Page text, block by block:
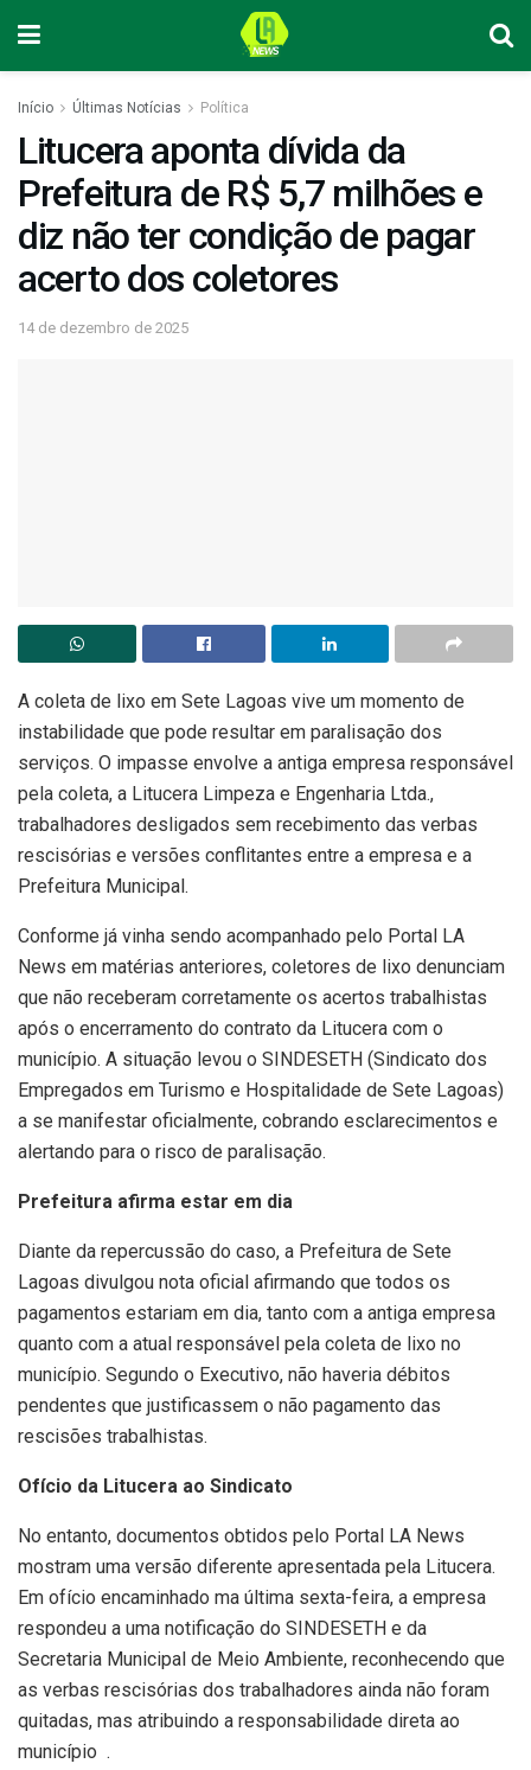
Início Últimas Notícias Política
Litucera aponta dívida da
Prefeitura de R$ 5,7 milhões e
diz não ter condição de pagar
acerto dos coletores
14 de dezembro de 2025
A coleta de lixo em Sete Lagoas vive um momento de
instabilidade que pode resultar em paralisação dos
serviços. O impasse envolve a antiga empresa responsável
pela coleta, a Litucera Limpeza e Engenharia Ltda.,
trabalhadores desligados sem recebimento das verbas
rescisórias e versões conflitantes entre a empresa e a
Prefeitura Municipal.
Conforme já vinha sendo acompanhado pelo Portal LA
News em matérias anteriores, coletores de lixo denunciam
que não receberam corretamente os acertos trabalhistas
após o encerramento do contrato da Litucera com o
município. A situação levou o SINDESETH (Sindicato dos
Empregados em Turismo e Hospitalidade de Sete Lagoas)
a se manifestar oficialmente, cobrando esclarecimentos e
alertando para o risco de paralisação.
Prefeitura afirma estar em dia
Diante da repercussão do caso, a Prefeitura de Sete
Lagoas divulgou nota oficial afirmando que todos os
pagamentos estariam em dia, tanto com a antiga empresa
quanto com a atual responsável pela coleta de lixo no
município. Segundo o Executivo, não haveria débitos
pendentes que justificassem o não pagamento das
rescisões trabalhistas.
Ofício da Litucera ao Sindicato
No entanto, documentos obtidos pelo Portal LA News
mostram uma versão diferente apresentada pela Litucera.
Em ofício encaminhado ma última sexta-feira, a empresa
respondeu a uma notificação do SINDESETH e da
Secretaria Municipal de Meio Ambiente, reconhecendo que
as verbas rescisórias dos trabalhadores ainda não foram
quitadas, mas atribuindo a responsabilidade direta ao
município .